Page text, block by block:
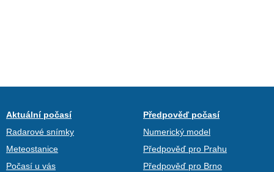
Aktuální počasí
Radarové snímky
Meteostanice
Počasí u vás
Předpověď počasí
Numerický model
Předpověď pro Prahu
Předpověď pro Brno